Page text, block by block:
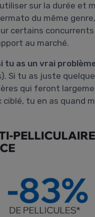
sur la durée et
du même
certains concurrents
au marché.
as un vrai
Si tu as juste
qui feront
tu en as quand